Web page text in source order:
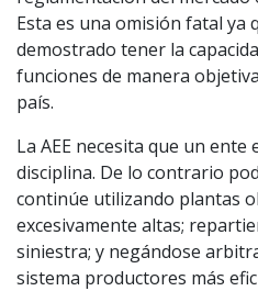
Esta es una omisión fatal ya
demostrado tener la
funciones de manera
país.
La AEE necesita que un
disciplina. De lo contrario
continúe utilizando plantas
excesivamente altas;
siniestra; y negándose
sistema productores más